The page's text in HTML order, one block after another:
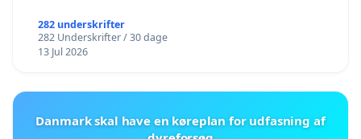
282 underskrifter
282 Underskrifter / 30 dage
13 Jul 2026
Danmark skal have en køreplan for udfasning af